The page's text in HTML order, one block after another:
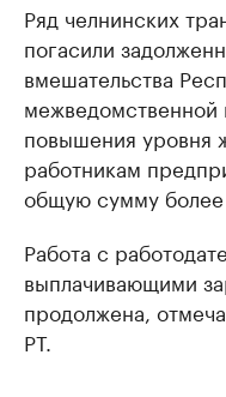
Ряд челнинских
погасили
вмешательства
повышения уровня
работникам
общую сумму более
Работа с
выплачивающими
продолжена,
РТ.